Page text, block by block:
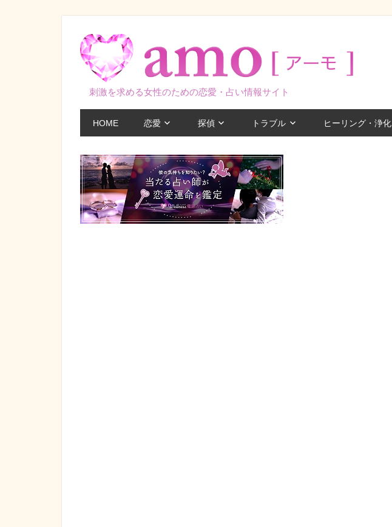
刺激を求める女性のための恋愛・占い情報サイト
HOME 恋愛 探偵 トラブル ヒーリング・浄化